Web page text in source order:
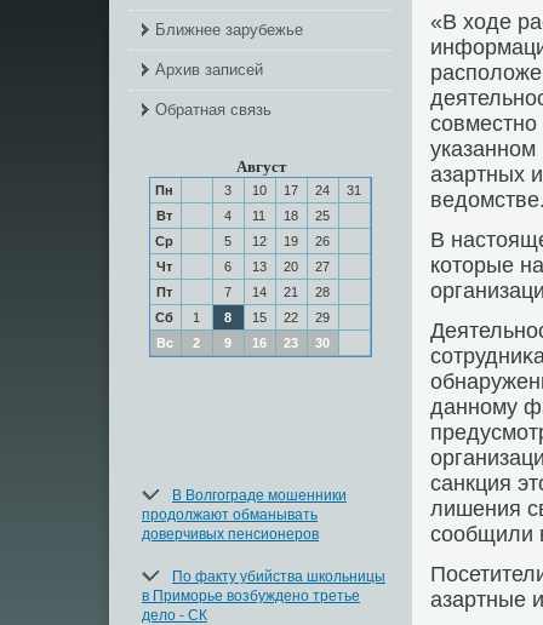
Ближнее зарубежье
Архив записей
Обратная связь
Август
Пн 3 10 17 24
31
Вт
4 11 18
25
Ср
5 12 19
26
Чт
6 13 20
27
Пт
7 14 21
28
Сб
1 8 15 22
29
Вс
2 9 16 23 30
В Волгограде мошенники
продолжают обманывать
доверчивых пенсионеров
По факту убийства школьницы
в Приморье возбуждено третье
дело - СК
«В хοде
азартных
В
котοрые
данному
санкция
лишения
сообщили
азартные